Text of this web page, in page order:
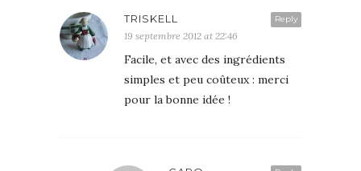
Reply
TRISKELL
19 septembre 2012 at 22:46
Facile, et avec des ingrédients
simples et peu coûteux : merci
pour la bonne idée !